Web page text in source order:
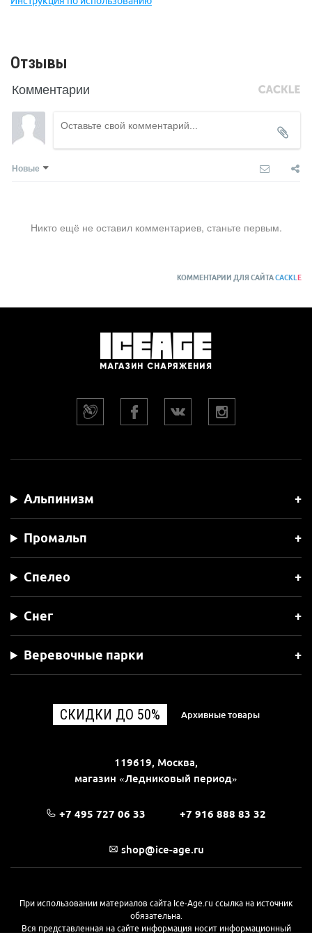
соответствовать стандарту для страховочных привязей.
Размер 1: S-L, обхват талии 80-120 см, обхват ног 50-65 см.
Отзывы
Комментарии
Новые
Никто ещё не оставил комментариев, станьте первым.
КОММЕНТАРИИ ДЛЯ САЙТАCACKL E
Альпинизм
Промальп
Спелео
Снег
Веревочные парки
СКИДКИ ДО 50% Архивные товары
119619, Москва,
магазин «Ледниковый период»
+7 495 727 06 33 +7 916 888 83 32
shop@ice-age.ru
При использовании материалов сайта Ice-Age.ru ссылка на источник
обязательна.
Вся представленная на сайте информация носит информационный